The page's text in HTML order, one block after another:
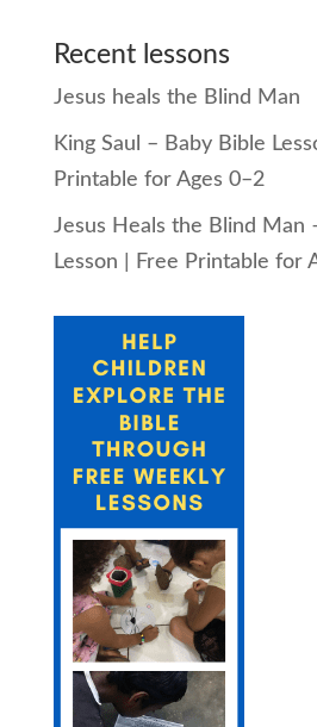
Recent lessons
Jesus heals the Blind Man
King Saul – Baby Bible
Printable for Ages 0–2
Jesus Heals the Blind Man
Lesson | Free Printable for